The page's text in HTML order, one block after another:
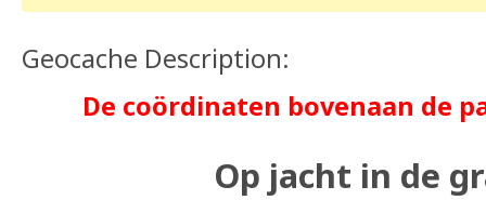
Geocache Description:
De coördinaten bovenaan de
Op jacht in de